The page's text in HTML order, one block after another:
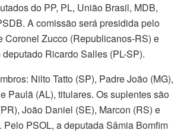
do PP, PL, União Brasil, MDB,
A comissão será presidida pelo
Coronel Zucco (Republicanos-RS) e
Ricardo Salles (PL-SP).
Nilto Tatto (SP), Padre João (MG),
Paulã (AL), titulares. Os suplentes são
João Daniel (SE), Marcon (RS) e
PSOL, a deputada Sâmia Bomfim